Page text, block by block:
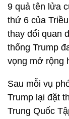
9 quả tên lửa
thứ 6 của
thay đổi quan
thống Trump
vọng mở rộng
Sau mỗi vụ
Trump lại đặt
Trung Quốc